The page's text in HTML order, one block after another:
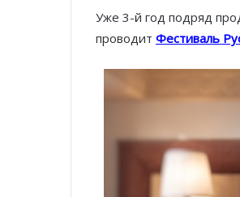
Уже 3-й год подряд
проводит Фестиваль